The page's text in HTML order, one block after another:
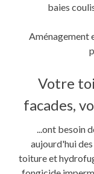
baies
Aménagement
Votre
facades,
...ont besoin
aujourd'hui
toiture et